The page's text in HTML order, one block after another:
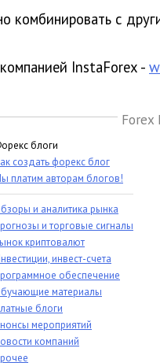
комбинировать с
InstaForex -
блоги
создать форекс блог
платим авторам блогов!
и аналитика рынка
и торговые сигналы
криптовалют
инвест-счета
обеспечение
материалы
блоги
мероприятий
компаний